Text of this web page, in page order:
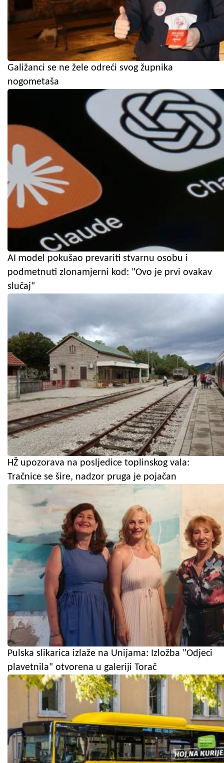
Galižanci se ne žele odreći svog župnika
nogometaša
AI model pokušao prevariti stvarnu osobu i
podmetnuti zlonamjerni kod: "Ovo je prvi ovakav
slučaj"
HŽ upozorava na posljedice toplinskog vala:
Tračnice se šire, nadzor pruga je pojačan
Pulska slikarica izlaže na Unijama: Izložba "Odjeci
plavetnila" otvorena u galeriji Torač